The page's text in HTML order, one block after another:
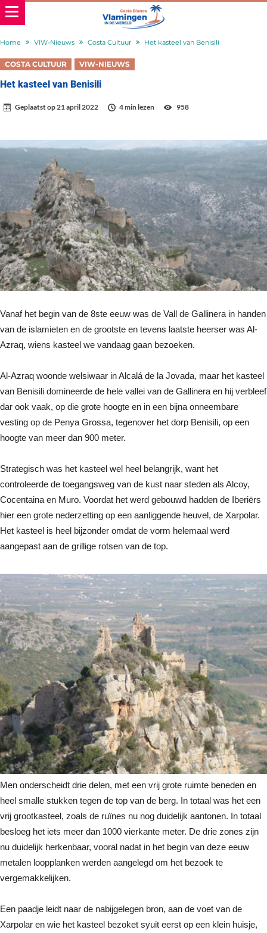
Home VIW-Nieuws Costa Cultuur Het kasteel van Benisili
COSTA CULTUUR VIW-NIEUWS
Het kasteel van Benisili
Geplaatst op21 april 2022 4 min lezen 958
Vanaf het begin van de 8ste eeuw was de Vall de Gallinera in handen
van de islamieten en de grootste en tevens laatste heerser was Al-
Azraq, wiens kasteel we vandaag gaan bezoeken.
Al-Azraq woonde welsiwaar in Alcalá de la Jovada, maar het kasteel
van Benisili domineerde de hele vallei van de Gallinera en hij verbleef
dar ook vaak, op die grote hoogte en in een bijna onneem­bare
vesting op de Penya Grossa, tegenover het dorp Benisili, op een
hoogte van meer dan 900 meter.
Strategisch was het kasteel wel heel belangrijk, want het
controleerde de toegangsweg van de kust naar steden als Alcoy,
Cocentaina en Muro. Voordat het werd gebouwd hadden de Iberiërs
hier een grote nederzetting op een aanliggende heuvel, de Xarpolar.
Het kasteel is heel bijzonder omdat de vorm helemaal werd
aangepast aan de grillige rotsen van de top.
Men onderscheidt drie delen, met een vrij grote ruimte beneden en
heel smalle stukken tegen de top van de berg. In totaal was het een
vrij grootkasteel, zoals de ruïnes nu nog duidelijk aantonen. In totaal
besloeg het iets meer dan 1000 vierkante meter. De drie zones zijn
nu duidelijk herkenbaar, vooral nadat in het begin van deze eeuw
metalen loopplanken werden aangelegd om het bezoek te
vergemakkelijken.
Een paadje leidt naar de nabijgelegen bron, aan de voet van de
Xarpolar en wie het kasteel bezoket syuit eerst op een klein huisje,